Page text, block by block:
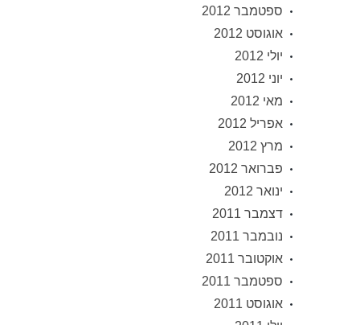
ספטמבר 2012
אוגוסט 2012
יולי 2012
יוני 2012
מאי 2012
אפריל 2012
מרץ 2012
פברואר 2012
ינואר 2012
דצמבר 2011
נובמבר 2011
אוקטובר 2011
ספטמבר 2011
אוגוסט 2011